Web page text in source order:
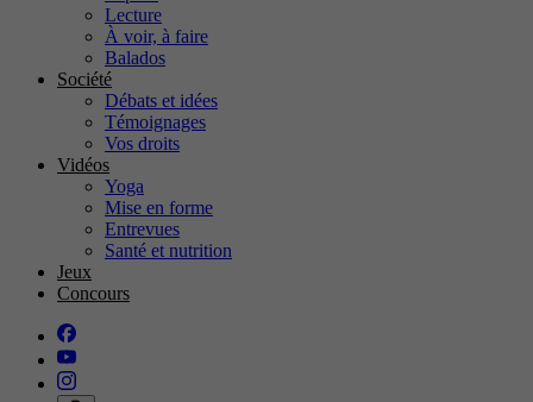
Lecture
À voir, à faire
Balados
Société
Débats et idées
Témoignages
Vos droits
Vidéos
Yoga
Mise en forme
Entrevues
Santé et nutrition
Jeux
Concours